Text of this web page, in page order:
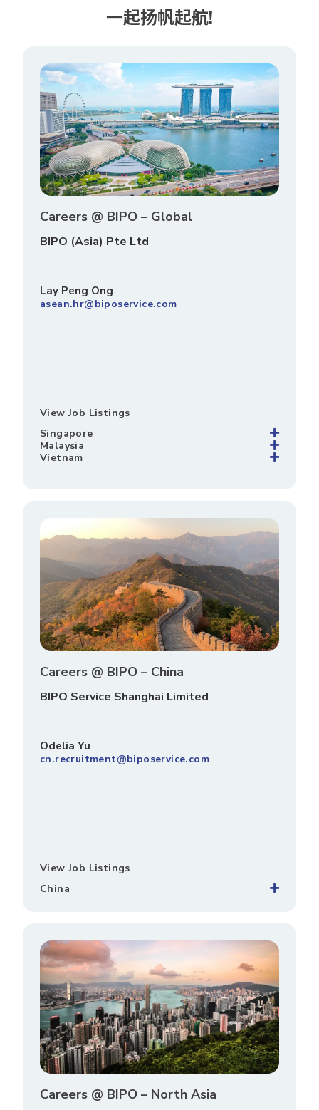
一起扬帆起航!
Careers @ BIPO – Global
BIPO (Asia) Pte Ltd
Lay Peng Ong
asean.hr@biposervice.com
View Job Listings
Singapore
Malaysia
Vietnam
Careers @ BIPO – China
BIPO Service Shanghai Limited
Odelia Yu
cn.recruitment@biposervice.com
View Job Listings
China
Careers @ BIPO – North Asia